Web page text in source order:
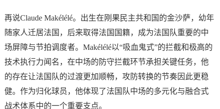
再说Claude Makélélé。出生在刚果民主共和国的金沙萨，幼年
随家人迁居法国，后来取得法国国籍，成为法国队重要的中
场屏障与节拍调度者。Makélélé以“吸血鬼式”的拦截和极高的
技术执行力闻名，在中场的防守拦截环节承担关键任务，他
的存在让法国队的过渡更加顺畅，攻防转换的节奏因此更稳
健。作为归化球员，他体现了法国队中场的多元化与融合式
战术体系中的一个重要支点。